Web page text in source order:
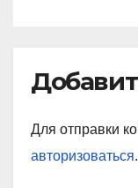
Для отправки
авторизоваться.